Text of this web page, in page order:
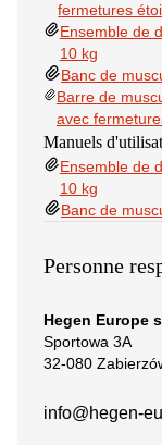
fermetures
Ensemble de
10 kg
Banc de
Barre de
avec
Manuels
Ensemble de
10 kg
Banc de
Personne
Hegen Europe
Sportowa 3A
32-080
info@hegen-